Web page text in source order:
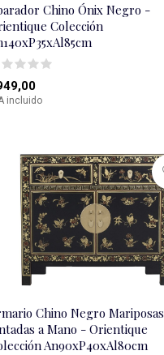
Chino Ónix Negro -
Colección
incluido
Chino Negro Mariposas
a Mano - Orientique
An90xP40xAl80cm